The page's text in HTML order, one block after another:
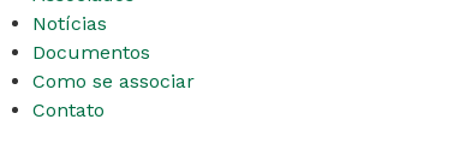
Notícias
Documentos
Como se associar
Contato